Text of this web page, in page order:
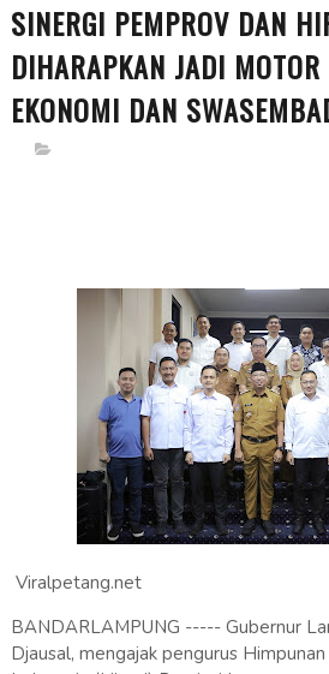
SINERGI PEMPROV DAN
DIHARAPKAN JADI
EKONOMI DAN
Viralpetang.net
BANDARLAMPUNG ----- Gubernur
Djausal, mengajak pengurus